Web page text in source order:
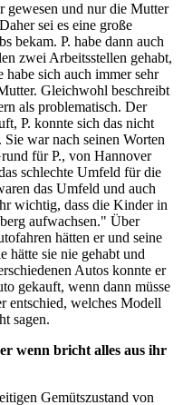
gewesen und nur die Mutter
sei es eine große
bekam. P. habe dann auch
zwei Arbeitsstellen gehabt,
sich auch immer sehr
Gleichwohl beschreibt
als problematisch. Der
P. konnte sich das nicht
war nach seinen Worten
für P., von Hannover
schlechte Umfeld für die
das Umfeld und auch
wichtig, dass die Kinder in
aufwachsen." Über
hätten er und seine
hätte sie nie gehabt und
Autos konnte er
gekauft, wenn dann müsse
entschied, welches Modell
sagen.
wenn bricht alles aus ihr
Gemütszustand von